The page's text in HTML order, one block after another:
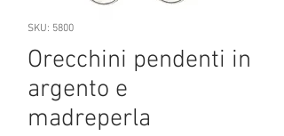
SKU: 5800
Orecchini pendenti in
argento e
madreperla